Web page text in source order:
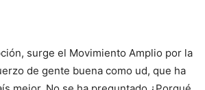
surge el Movimiento Amplio por la
de gente buena como ud, que ha